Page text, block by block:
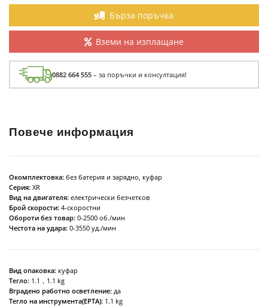
Бърза поръчка
Вземи на изплащане
0882 664 555 – за поръчки и консултация!
Повече информация
Окомплектовка: без батерия и зарядно, куфар
Серия: XR
Вид на двигателя: електрически безчетков
Брой скорости: 4-скоростни
Обороти без товар: 0-2500 об./мин
Честота на удара: 0-3550 уд./мин
Вид опаковка: куфар
Тегло: 1.1，1.1 kg
Вградено работно осветление: да
Тегло на инструмента(EPTA): 1.1 kg